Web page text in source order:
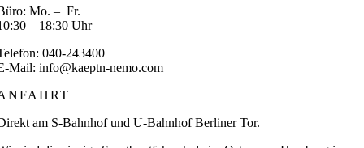
Mo. – Fr.
– 18:30 Uhr
040-243400
Mail: info@kaeptn-nemo.com
am S-Bahnhof und U-Bahnhof Berliner Tor.